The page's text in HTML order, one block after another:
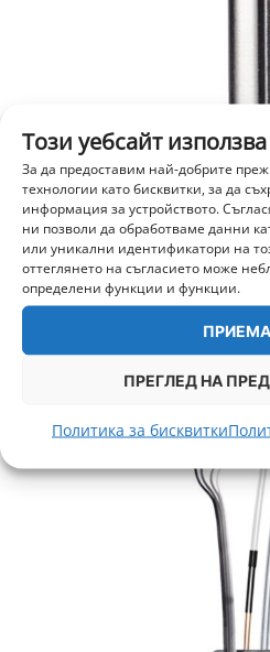
Този уебсайт
За да предоставим най-добрите
технологии като бисквитки, за да
информация за устройството.
ни позволи да обработваме данни
или уникални идентификатори на
оттеглянето на съгласието може
определени функции и функции.
ПРЕГЛЕД НА
Политика за бисквитки
Хотенд С Дюза – Bambu Lab
0.6mm Закалена стомана
21,00€/ 41,07 лв.
ДОБАВИ В